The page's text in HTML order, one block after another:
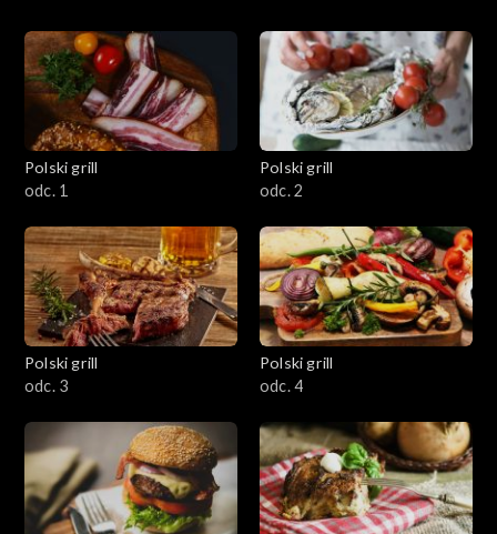
Polski grill
odc. 1
Polski grill
odc. 2
Polski grill
odc. 3
Polski grill
odc. 4